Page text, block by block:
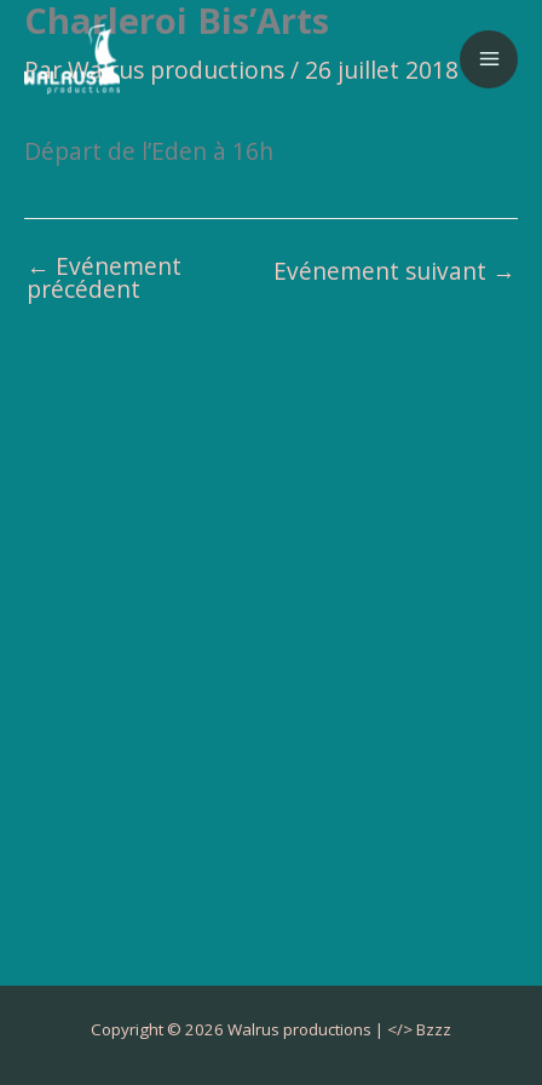
Aller
contenu
Charleroi Bis’Arts
ParWalrus productions/ 26 juillet 2018
Départ de l’Eden à 16h
← Evénement
précédent
Evénement suivant →
Copyright © 2026 Walrus productions | </>Bzzz